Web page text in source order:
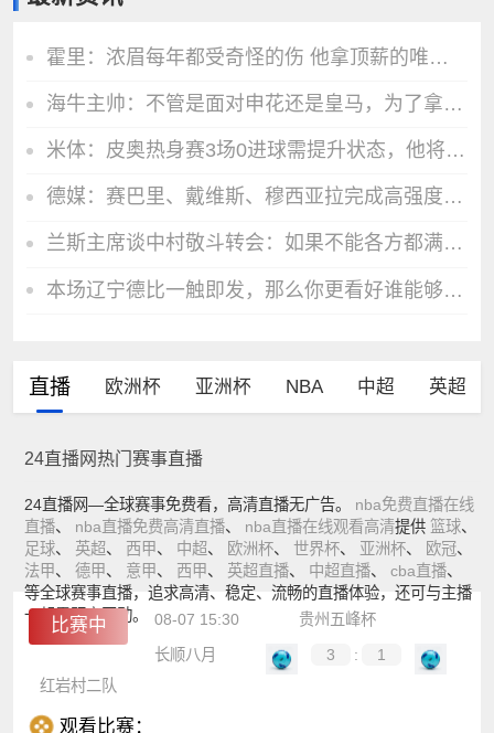
霍里：浓眉每年都受奇怪的伤 他拿顶薪的唯一方式是加出场条款
海牛主帅：不管是面对申花还是皇马，为了拿分我们必须血战到底
米体：皮奥热身赛3场0进球需提升状态，他将在国米意甲揭幕战首发
德媒：赛巴里、戴维斯、穆西亚拉完成高强度训练，有望参加德超杯
兰斯主席谈中村敬斗转会：如果不能各方都满意，球员将继续留队
本场辽宁德比一触即发，那么你更看好谁能够拿下比赛呢？
直播 欧洲杯 亚洲杯 NBA 中超 英超
24直播网热门赛事直播
24直播网—全球赛事免费看，高清直播无广告。 nba免费直播在线
直播、 nba直播免费高清直播、 nba直播在线观看高清提供 篮球、
足球、 英超、 西甲、 中超、 欧洲杯、 世界杯、 亚洲杯、 欧冠、
法甲、 德甲、 意甲、 西甲、 英超直播、 中超直播、 cba直播、
等全球赛事直播，追求高清、稳定、流畅的直播体验，还可与主播
一起零距离互动。
比赛中 08-07 15:30
贵州五峰杯
长顺八月
3 :
1
红岩村二队
观看比赛：